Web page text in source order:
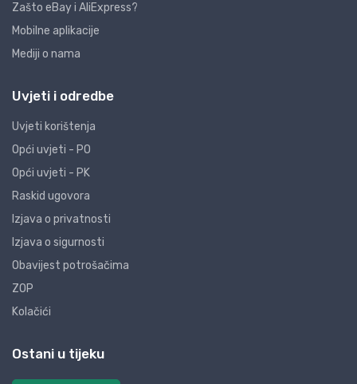
Zašto eBay i AliExpress?
Mobilne aplikacije
Mediji o nama
Uvjeti i odredbe
Uvjeti korištenja
Opći uvjeti - PO
Opći uvjeti - PK
Raskid ugovora
Izjava o privatnosti
Izjava o sigurnosti
Obavijest potrošačima
ZOP
Kolačići
Ostani u tijeku